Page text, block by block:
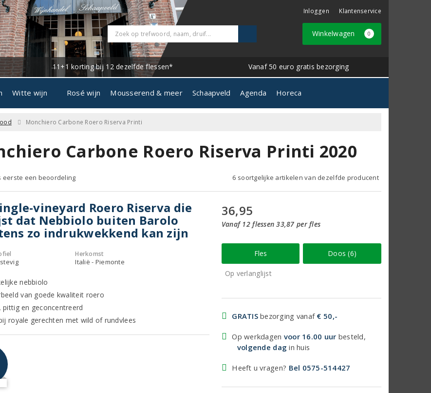
Inloggen Klantenservice
Winkelwagen 0
11+1 korting bij 12 dezelfde flessen* Vanaf 50 euro gratis bezorging
Witte wijn Rosé wijn Mousserend & meer Schaapveld Agenda Horeca
Monchiero Carbone Roero Riserva Printi
Carbone Roero Riserva Printi 2020
eerste een beoordeling 6 soortgelijke artikelen van dezelfde producent
vineyard Roero Riserva die
dat Nebbiolo buiten Barolo
zo indrukwekkend kan zijn
Herkomst
Italië - Piemonte
nebbiolo
van goede kwaliteit roero
pittig en geconcentreerd
royale gerechten met wild of rundvlees
36,95
Vanaf 12 flessen 33,87 per fles
Fles Doos (6)
Op verlanglijst
GRATISbezorging vanaf € 50,-
Op werkdagen voor 16.00 uur besteld,
volgende dag in huis
Heeft u vragen? Bel 0575-514427